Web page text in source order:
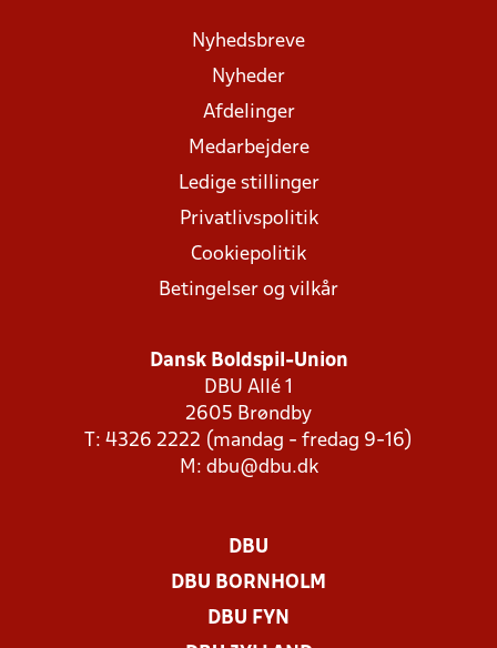
Nyhedsbreve
Nyheder
Afdelinger
Medarbejdere
Ledige stillinger
Privatlivspolitik
Cookiepolitik
Betingelser og vilkår
Dansk Boldspil-Union
DBU Allé 1
2605 Brøndby
T: 4326 2222 (mandag - fredag 9-16)
M: dbu@dbu.dk
DBU
DBU BORNHOLM
DBU FYN